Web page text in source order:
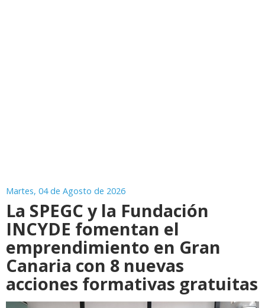
Martes, 04 de Agosto de 2026
La SPEGC y la Fundación
INCYDE fomentan el
emprendimiento en Gran
Canaria con 8 nuevas
acciones formativas gratuitas